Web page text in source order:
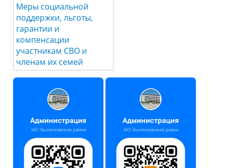
Меры социальной
поддержки, льготы,
гарантии и
компенсации
участникам СВО и
членам их семей